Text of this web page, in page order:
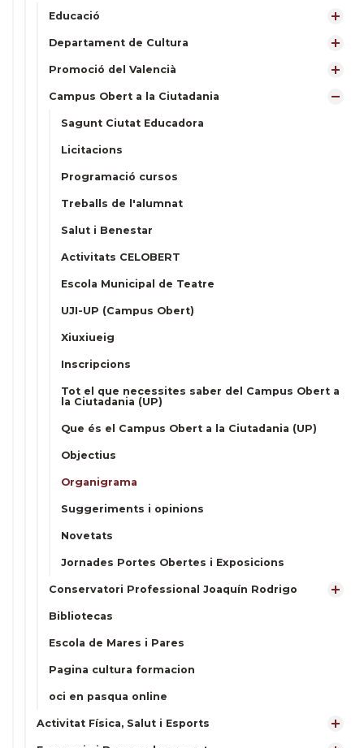
Educació
Departament de Cultura
Promoció del Valencià
Campus Obert a la Ciutadania
Sagunt Ciutat Educadora
Licitacions
Programació cursos
Treballs de l'alumnat
Salut i Benestar
Activitats CELOBERT
Escola Municipal de Teatre
UJI-UP (Campus Obert)
Xiuxiueig
Inscripcions
Tot el que necessites saber del Campus Obert a
la Ciutadania (UP)
Que és el Campus Obert a la Ciutadania (UP)
Objectius
Organigrama
Suggeriments i opinions
Novetats
Jornades Portes Obertes i Exposicions
Conservatori Professional Joaquín Rodrigo
Bibliotecas
Escola de Mares i Pares
Pagina cultura formacion
oci en pasqua online
Activitat Física, Salut i Esports